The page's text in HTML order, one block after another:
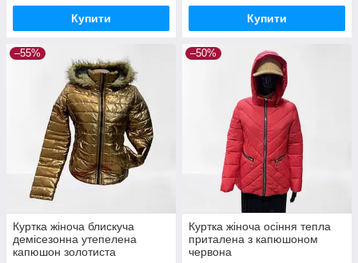
Купити Купити
–55%
Куртка жіноча блискуча
демісезонна утепелена
капюшон золотиста
–50%
Куртка жіноча осіння тепла
приталена з капюшоном
червона